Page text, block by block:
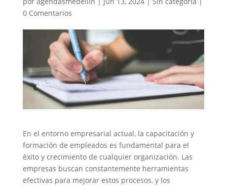
0 Comentarios
En el entorno empresarial actual, la capacitación y
formación de empleados es fundamental para el
éxito y crecimiento de cualquier organización. Las
empresas buscan constantemente herramientas
efectivas para mejorar estos procesos, y los